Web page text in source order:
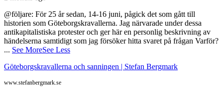
@följare: För 25 år sedan, 14-16 juni, pågick det som gått till
historien som Göteborgskravallerna. Jag närvarade under dessa
antikapitalistiska protester och ger här en personlig beskrivning av
händelserna samtidigt som jag försöker hitta svaret på frågan Varför?
... See MoreSee Less
Göteborgskravallerna och sanningen | Stefan Bergmark
www.stefanbergmark.se